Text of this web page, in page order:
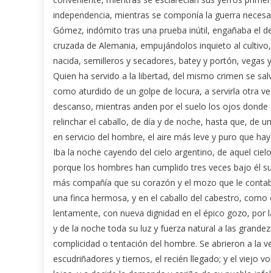
independencia, mientras se componía la guerra
Gómez, indómito tras una prueba inútil, engañaba el
cruzada de Alemania, empujándolos inquieto al
nacida, semilleros y secadores, batey y portón, vegas
Quien ha servido a la libertad, del mismo crimen se
como aturdido de un golpe de locura, a servirla otra
descanso, mientras anden por el suelo los ojos
relinchar el caballo, de día y de noche, hasta que, de
en servicio del hombre, el aire más leve y puro que
Iba la noche cayendo del cielo argentino, de aquel
porque los hombres han cumplido tres veces bajo él
más compañía que su corazón y el mozo que le
una finca hermosa, y en el caballo del cabestro,
lentamente, con nueva dignidad en el épico gozo, por
y de la noche toda su luz y fuerza natural a las
complicidad o tentación del hombre. Se abrieron a la
escudriñadores y tiernos, el recién llegado; y el viejo